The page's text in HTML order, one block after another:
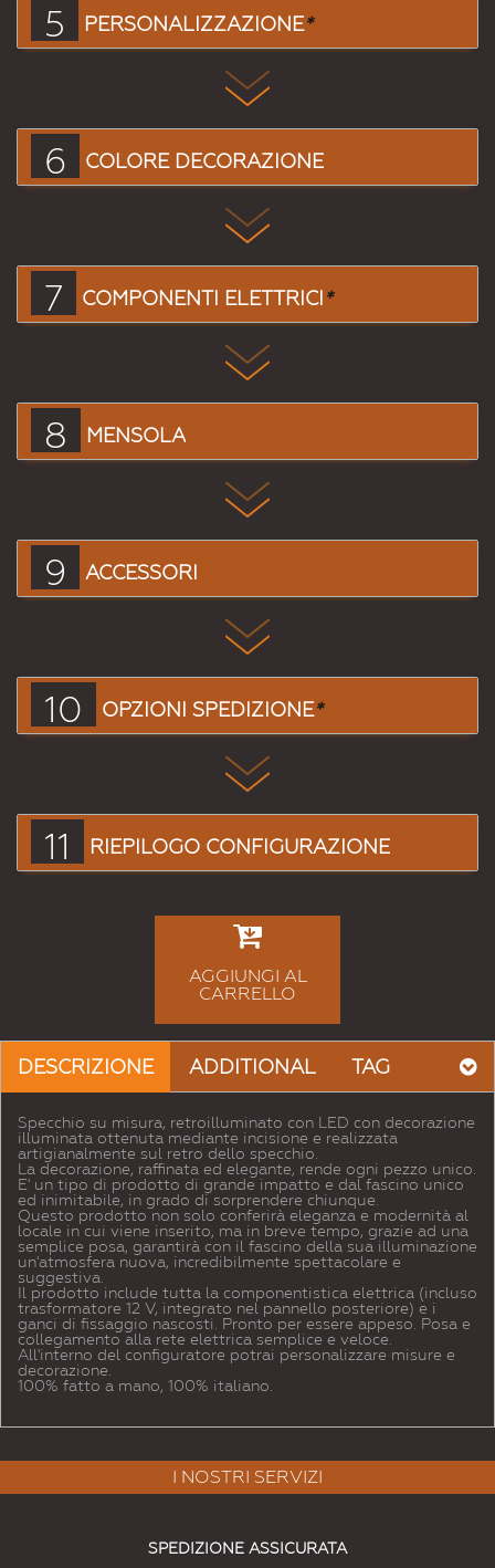
5 PERSONALIZZAZIONE*
6 COLORE DECORAZIONE
7 COMPONENTI ELETTRICI*
8 MENSOLA
9 ACCESSORI
10 OPZIONI SPEDIZIONE*
11 RIEPILOGO CONFIGURAZIONE
AGGIUNGI AL
CARRELLO
DESCRIZIONE ADDITIONAL TAG
Specchio su misura, retroilluminato con LED con decorazione
illuminata ottenuta mediante incisione e realizzata
artigianalmente sul retro dello specchio.
La decorazione, raffinata ed elegante, rende ogni pezzo unico.
E' un tipo di prodotto di grande impatto e dal fascino unico
ed inimitabile, in grado di sorprendere chiunque.
Questo prodotto non solo conferirà eleganza e modernità al
locale in cui viene inserito, ma in breve tempo, grazie ad una
semplice posa, garantirà con il fascino della sua illuminazione
un'atmosfera nuova, incredibilmente spettacolare e
suggestiva.
Il prodotto include tutta la componentistica elettrica (incluso
trasformatore 12 V, integrato nel pannello posteriore) e i
ganci di fissaggio nascosti. Pronto per essere appeso. Posa e
collegamento alla rete elettrica semplice e veloce.
All'interno del configuratore potrai personalizzare misure e
decorazione.
100% fatto a mano, 100% italiano.
I NOSTRI SERVIZI
SPEDIZIONE ASSICURATA